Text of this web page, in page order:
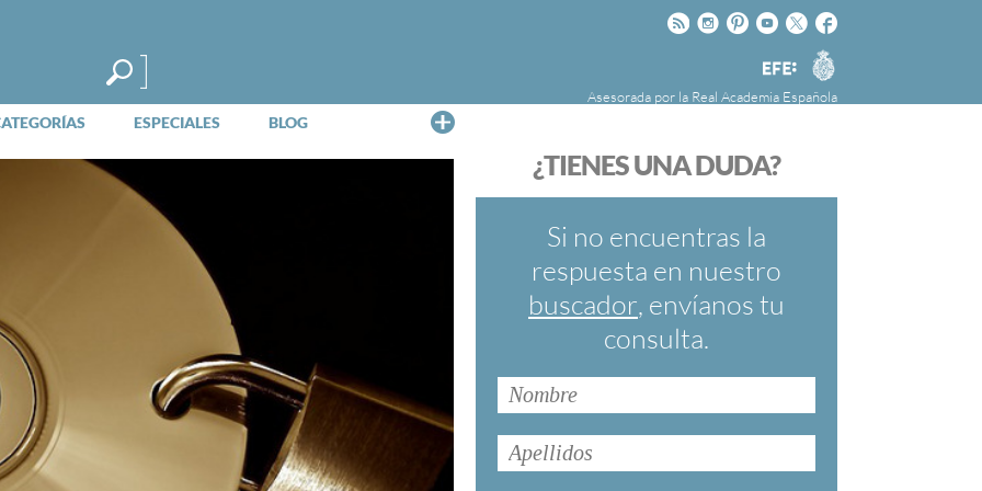
Facebook
Twitter
Youtube
Pinteres
Instagram
Rss
Agencia
EFE
Asesorada por la Real Academia Española
ESPECIALES BLOG
FundéuRAE es una fundación patrocinada por
cuyo objetivo es colaborar con el buen uso del
español en los medios de comunicación y en
Internet.
¿TIENES UNA DUDA?
Si no encuentras la
respuesta en nuestro
buscador, envíanos tu
consulta.